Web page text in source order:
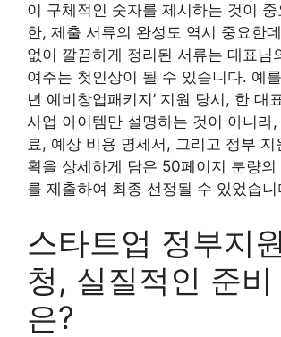
이 구체적인 숫자를 제시하는 것이
한, 제출 서류의 완성도 역시 중요한
없이 깔끔하게 정리된 서류는 대표님
여주는 첫인상이 될 수 있습니다. 예
년 예비창업패키지’ 지원 당시, 한 대
사업 아이템만 설명하는 것이 아니라
료, 예상 비용 명세서, 그리고 정부 지
획을 상세하게 담은 50페이지 분량의
를 제출하여 최종 선정될 수 있었습니
스타트업 정부지
청, 실질적인 준비
은?